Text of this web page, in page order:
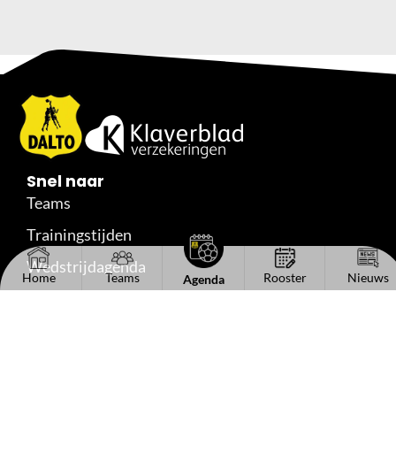
Home Teams Agenda Rooster Nieuws
Snel naar
Teams
Trainingstijden
Wedstrijdagenda